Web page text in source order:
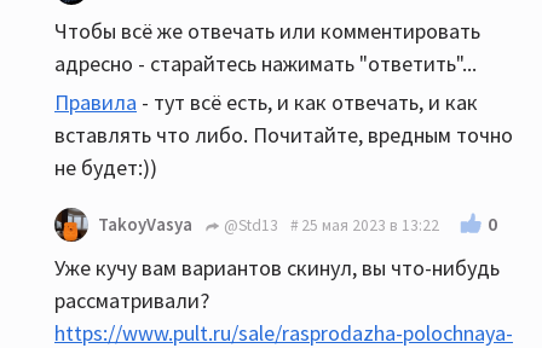
Чтобы всё же отвечать или комментировать
адресно - старайтесь нажимать "ответить"...
Правила - тут всё есть, и как отвечать, и как
вставлять что либо. Почитайте, вредным точно
не будет:))
TakoyVasya @Std13 25 мая 2023 в 13:22 0
Уже кучу вам вариантов скинул, вы что-нибудь
рассматривали?
https://www.pult.ru/sale/rasprodazha-polochnaya-